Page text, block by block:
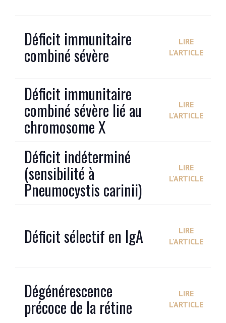
Déficit immunitaire
combiné sévère
LIRE
L'ARTICLE
Déficit immunitaire
combiné sévère lié au
chromosome X
LIRE
L'ARTICLE
Déficit indéterminé
(sensibilité à
Pneumocystis carinii)
LIRE
L'ARTICLE
Déficit sélectif en IgA
LIRE
L'ARTICLE
Dégénérescence
précoce de la rétine
LIRE
L'ARTICLE